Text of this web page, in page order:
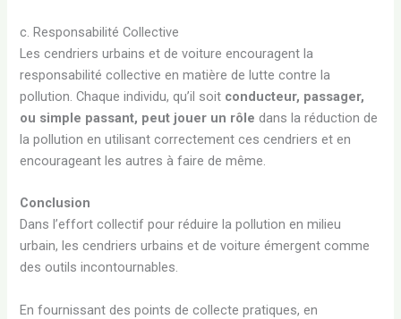
c. Responsabilité Collective
Les cendriers urbains et de voiture encouragent la
responsabilité collective en matière de lutte contre la
pollution. Chaque individu, qu’il soit conducteur, passager,
ou simple passant, peut jouer un rôle dans la réduction de
la pollution en utilisant correctement ces cendriers et en
encourageant les autres à faire de même.
Conclusion
Dans l’effort collectif pour réduire la pollution en milieu
urbain, les cendriers urbains et de voiture émergent comme
des outils incontournables.
En fournissant des points de collecte pratiques, en